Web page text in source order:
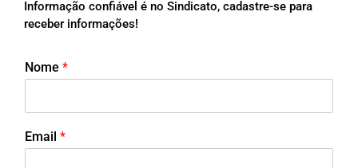
Informação confiável é no Sindicato, cadastre-se para
receber informações!
Nome *
Email *